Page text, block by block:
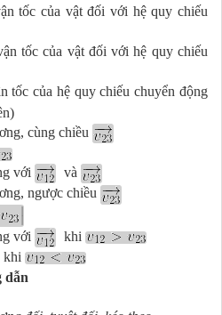
tốc của vật đối với hệ quy chiếu
tốc của vật đối với hệ quy chiếu
tốc của hệ quy chiếu chuyển động
cùng chiều
với
và
ngược chiều
với
khi
dẫn